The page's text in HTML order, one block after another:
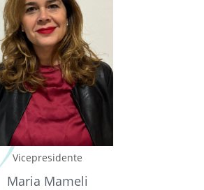
Vicepresidente
Maria Mameli